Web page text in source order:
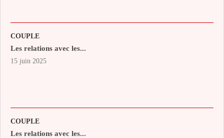
COUPLE
Les relations avec les...
15 juin 2025
COUPLE
Les relations avec les...